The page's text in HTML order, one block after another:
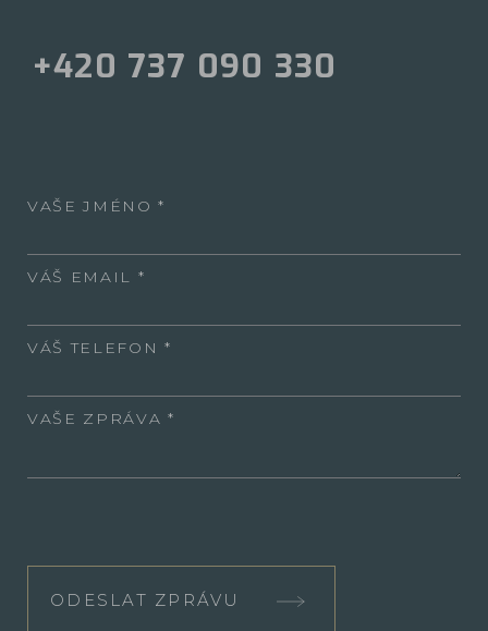
+420 737 090 330
VAŠE JMÉNO
VÁŠ EMAIL
VÁŠ TELEFON
VAŠE ZPRÁVA
ODESLAT ZPRÁVU